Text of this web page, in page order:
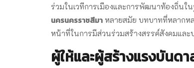
ร่วมในเวทีการเมืองและการพัฒนาท้องถิ่นใ
นครนครราชสีมา หลายสมัย บทบาทที่หลากห
หน้าที่ในการมีส่วนร่วมสร้างสรรค์สังคมและ
ผู้ให้และผู้สร้างแรงบันดา